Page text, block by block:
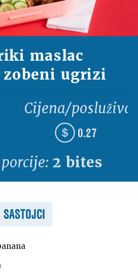
maslac
zobeni ugrizi
Cijena/
0.27
2 bites
SASTOJCI